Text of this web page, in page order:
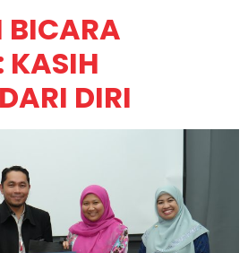
BICARA
KASIH
DIRI